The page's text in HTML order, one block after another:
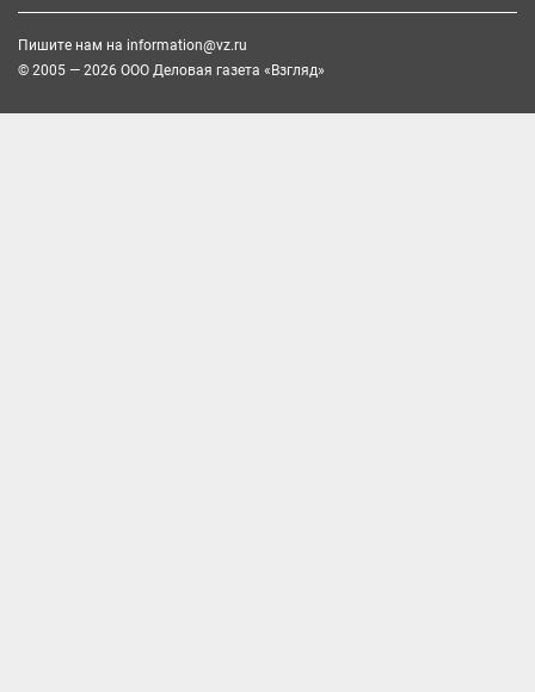
Пишите нам на information@vz.ru
© 2005 — 2026 ООО Деловая газета «Взгляд»